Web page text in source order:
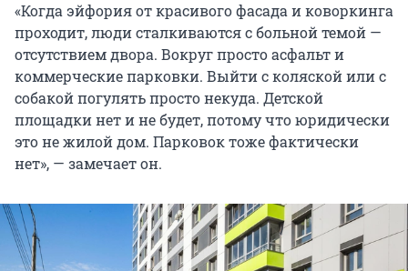
«Когда эйфория от красивого фасада и коворкинга
проходит, люди сталкиваются с больной темой —
отсутствием двора. Вокруг просто асфальт и
коммерческие парковки. Выйти с коляской или с
собакой погулять просто некуда. Детской
площадки нет и не будет, потому что юридически
это не жилой дом. Парковок тоже фактически
нет», — замечает он.